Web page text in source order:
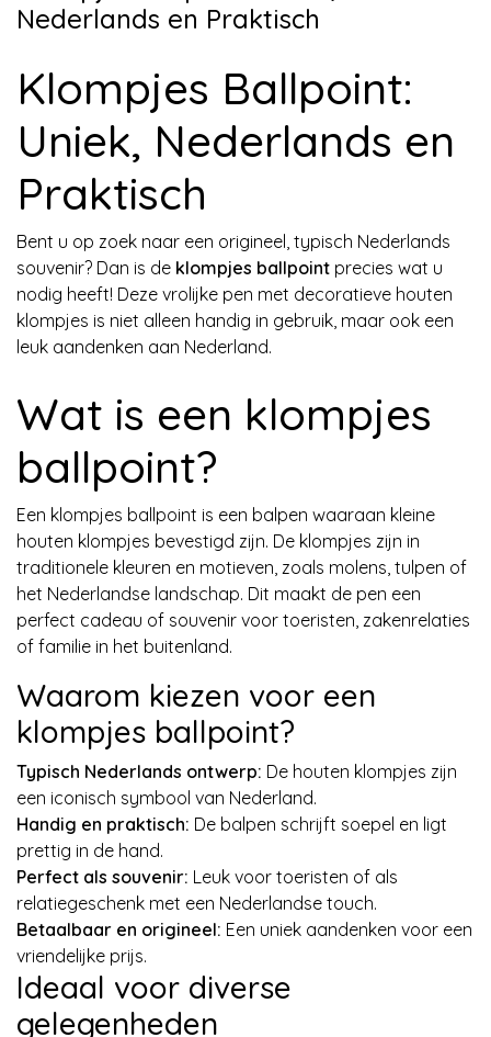
Nederlands en Praktisch
Klompjes Ballpoint:
Uniek, Nederlands en
Praktisch
Bent u op zoek naar een origineel, typisch Nederlands
souvenir? Dan is de klompjes ballpoint precies wat u
nodig heeft! Deze vrolijke pen met decoratieve houten
klompjes is niet alleen handig in gebruik, maar ook een
leuk aandenken aan Nederland.
Wat is een klompjes
ballpoint?
Een klompjes ballpoint is een balpen waaraan kleine
houten klompjes bevestigd zijn. De klompjes zijn in
traditionele kleuren en motieven, zoals molens, tulpen of
het Nederlandse landschap. Dit maakt de pen een
perfect cadeau of souvenir voor toeristen, zakenrelaties
of familie in het buitenland.
Waarom kiezen voor een
klompjes ballpoint?
Typisch Nederlands ontwerp: De houten klompjes zijn
een iconisch symbool van Nederland.
Handig en praktisch: De balpen schrijft soepel en ligt
prettig in de hand.
Perfect als souvenir: Leuk voor toeristen of als
relatiegeschenk met een Nederlandse touch.
Betaalbaar en origineel: Een uniek aandenken voor een
vriendelijke prijs.
Ideaal voor diverse
gelegenheden